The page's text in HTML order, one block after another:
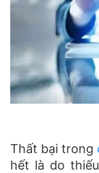
Thất bại trong
hết là do